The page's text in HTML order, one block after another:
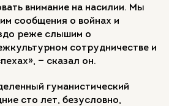
внимание на насилии. Мы
сообщения о войнах и
реже слышим о
сотрудничестве и
— сказал он.
гуманистический
сто лет, безусловно,